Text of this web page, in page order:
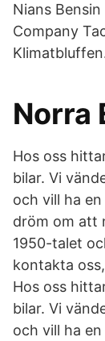
Nians
Company
Norra
Hos oss
bilar. Vi
och vill ha
dröm om att
1950-talet
kontakta
Hos oss
bilar. Vi
och vill ha